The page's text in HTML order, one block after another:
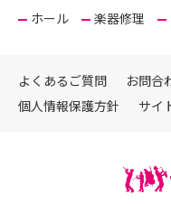
ホール
楽器修理
よくあるご質問 お問合
個人情報保護方針
サイ